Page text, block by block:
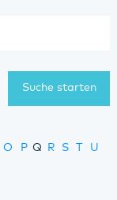
O P Q R S
U